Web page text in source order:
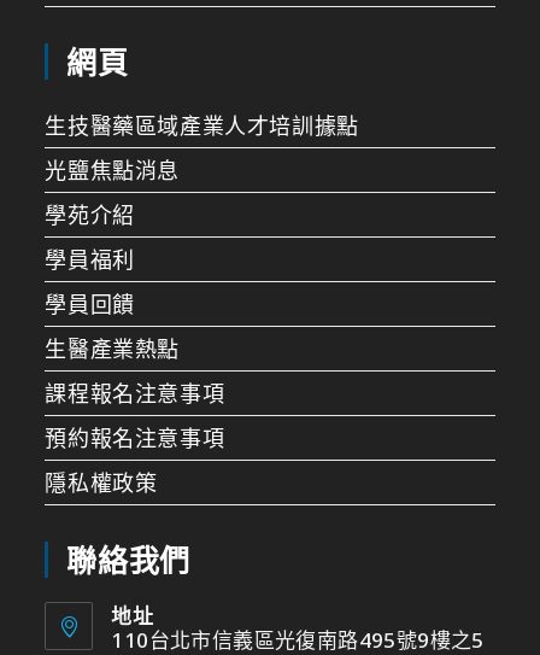
網頁
生技醫藥區域產業人才培訓據點
光鹽焦點消息
學苑介紹
學員福利
學員回饋
生醫產業熱點
課程報名注意事項
預約報名注意事項
隱私權政策
聯絡我們
地址
110台北市信義區光復南路495號9樓之5